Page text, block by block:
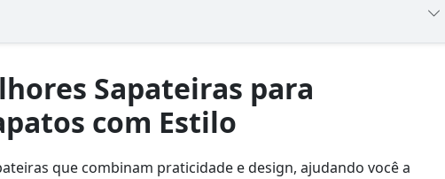
Sapateiras para
com Estilo
que combinam praticidade e design, ajudando você a